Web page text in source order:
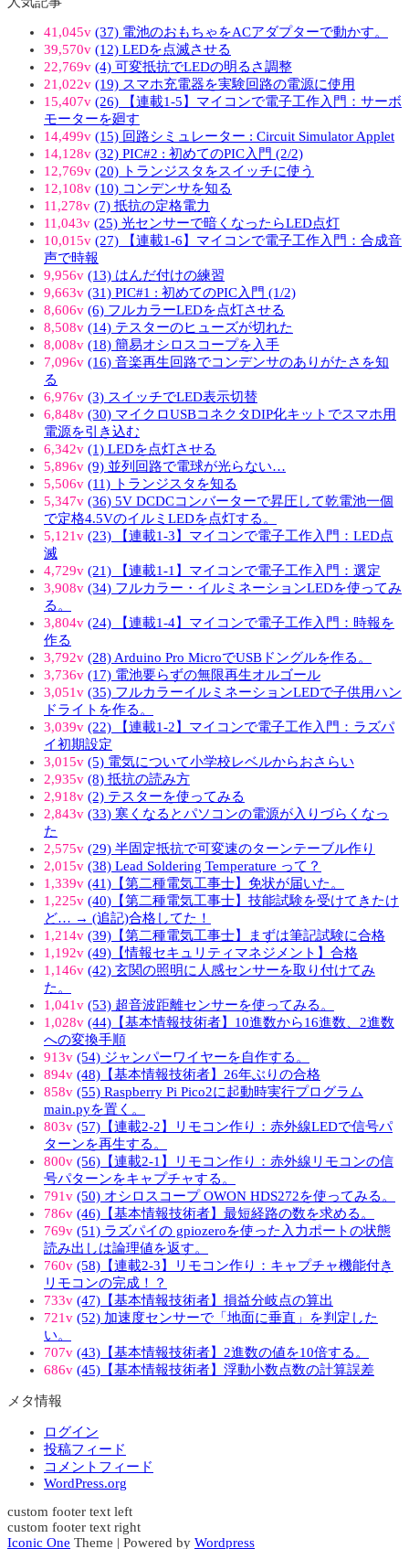
41,045v (37) 電池のおもちゃをACアダプターで動かす。
39,570v (12) LEDを点滅させる
22,769v (4) 可変抵抗でLEDの明るさ調整
21,022v (19) スマホ充電器を実験回路の電源に使用
15,407v (26) 【連載1-5】マイコンで電子工作入門：サーボ
モーターを廻す
14,499v (15) 回路シミュレーター : Circuit Simulator Applet
14,128v (32) PIC#2 : 初めてのPIC入門 (2/2)
12,769v (20) トランジスタをスイッチに使う
12,108v (10) コンデンサを知る
11,278v (7) 抵抗の定格電力
11,043v (25) 光センサーで暗くなったらLED点灯
10,015v (27) 【連載1-6】マイコンで電子工作入門：合成音
声で時報
9,956v (13) はんだ付けの練習
9,663v (31) PIC#1 : 初めてのPIC入門 (1/2)
8,606v (6) フルカラーLEDを点灯させる
8,508v (14) テスターのヒューズが切れた
8,008v (18) 簡易オシロスコープを入手
7,096v (16) 音楽再生回路でコンデンサのありがたさを知
る
6,976v (3) スイッチでLED表示切替
6,848v (30) マイクロUSBコネクタDIP化キットでスマホ用
電源を引き込む
6,342v (1) LEDを点灯させる
5,896v (9) 並列回路で電球が光らない…
5,506v (11) トランジスタを知る
5,347v (36) 5V DCDCコンバーターで昇圧して乾電池一個
で定格4.5VのイルミLEDを点灯する。
5,121v (23) 【連載1-3】マイコンで電子工作入門：LED点
滅
4,729v (21) 【連載1-1】マイコンで電子工作入門：選定
3,908v (34) フルカラー・イルミネーションLEDを使ってみ
る。
3,804v (24) 【連載1-4】マイコンで電子工作入門：時報を
作る
3,792v (28) Arduino Pro MicroでUSBドングルを作る。
3,736v (17) 電池要らずの無限再生オルゴール
3,051v (35) フルカラーイルミネーションLEDで子供用ハン
ドライトを作る。
3,039v (22) 【連載1-2】マイコンで電子工作入門：ラズパ
イ初期設定
3,015v (5) 電気について小学校レベルからおさらい
2,935v (8) 抵抗の読み方
2,918v (2) テスターを使ってみる
2,843v (33) 寒くなるとパソコンの電源が入りづらくなっ
た
2,575v (29) 半固定抵抗で可変速のターンテーブル作り
2,015v (38) Lead Soldering Temperature って？
1,339v (41)【第二種電気工事士】免状が届いた。
1,225v (40)【第二種電気工事士】技能試験を受けてきたけ
ど… → (追記)合格してた！
1,214v (39)【第二種電気工事士】まずは筆記試験に合格
1,192v (49)【情報セキュリティマネジメント】合格
1,146v (42) 玄関の照明に人感センサーを取り付けてみ
た。
1,041v (53) 超音波距離センサーを使ってみる。
1,028v (44)【基本情報技術者】10進数から16進数、2進数
への変換手順
913v (54) ジャンパーワイヤーを自作する。
894v (48)【基本情報技術者】26年ぶりの合格
858v (55) Raspberry Pi Pico2に起動時実行プログラム
main.pyを置く。
803v (57)【連載2-2】リモコン作り：赤外線LEDで信号パ
ターンを再生する。
800v (56)【連載2-1】リモコン作り：赤外線リモコンの信
号パターンをキャプチャする。
791v (50) オシロスコープ OWON HDS272を使ってみる。
786v (46)【基本情報技術者】最短経路の数を求める。
769v (51) ラズパイの gpiozeroを使った入力ポートの状態
読み出しは論理値を返す。
760v (58)【連載2-3】リモコン作り：キャプチャ機能付き
リモコンの完成！？
733v (47)【基本情報技術者】損益分岐点の算出
721v (52) 加速度センサーで「地面に垂直」を判定した
い。
707v (43)【基本情報技術者】2進数の値を10倍する。
686v (45)【基本情報技術者】浮動小数点数の計算誤差
メタ情報
ログイン
投稿フィード
コメントフィード
WordPress.org
custom footer text left
custom footer text right
Iconic One Theme | Powered by Wordpress